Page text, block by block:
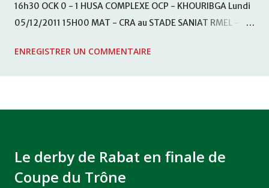
16h30 OCK 0 - 1 HUSA COMPLEXE OCP - KHOURIBGA Lundi
05/12/2011 15H00 MAT - CRA au STADE SANIAT RMEL -
KHEMISET Mardi 06/12/2011 15H00 WAF - OCS au
ENREGISTRER UN COMMENTAIRE
Le derby de Rabat en finale de
Coupe du Trône